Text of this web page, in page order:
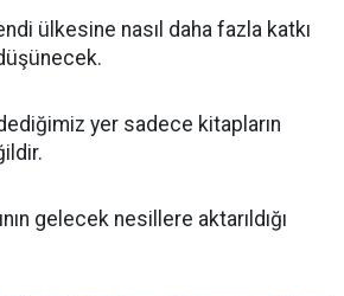
ülkesine nasıl daha fazla katkı
yer sadece kitapların
gelecek nesillere aktarıldığı